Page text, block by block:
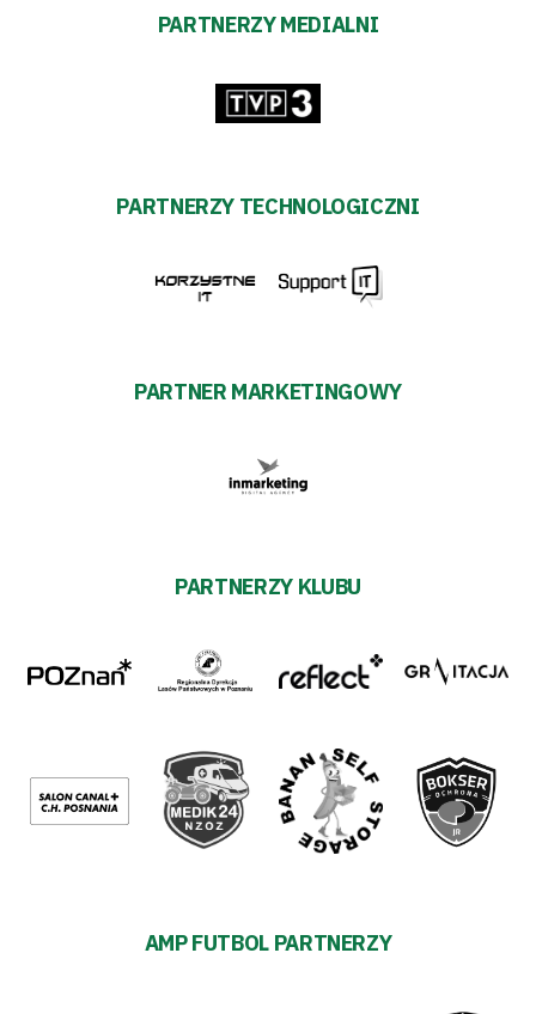
PARTNERZY MEDIALNI
PARTNERZY TECHNOLOGICZNI
PARTNER MARKETINGOWY
PARTNERZY KLUBU
AMP FUTBOL PARTNERZY